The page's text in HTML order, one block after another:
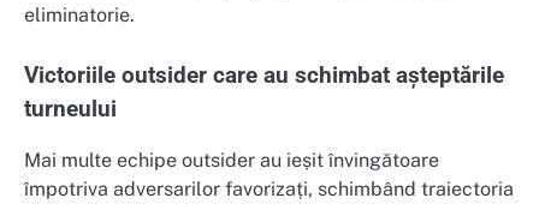
eliminatorie.
Victoriile outsider care au schimbat așteptările
turneului
Mai multe echipe outsider au ieșit învingătoare
împotriva adversarilor favorizați, schimbând traiectoria